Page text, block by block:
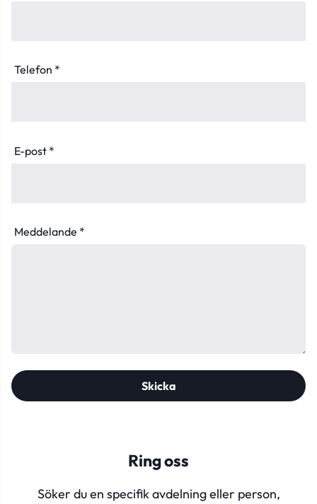
Telefon *
E-post *
Meddelande *
Skicka
Ring oss
Söker du en specifik avdelning eller person,